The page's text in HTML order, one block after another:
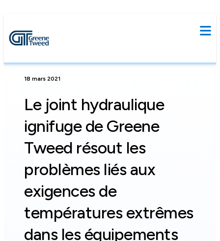
18 mars 2021
Le joint hydraulique
ignifuge de Greene
Tweed résout les
problèmes liés aux
exigences de
températures extrêmes
dans les équipements